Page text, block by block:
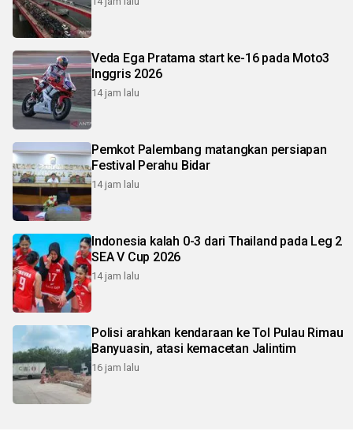
Veda Ega Pratama start ke-16 pada Moto3
Inggris 2026
14 jam lalu
Pemkot Palembang matangkan persiapan
Festival Perahu Bidar
14 jam lalu
Indonesia kalah 0-3 dari Thailand pada Leg 2
SEA V Cup 2026
14 jam lalu
Polisi arahkan kendaraan ke Tol Pulau Rimau
Banyuasin, atasi kemacetan Jalintim
16 jam lalu